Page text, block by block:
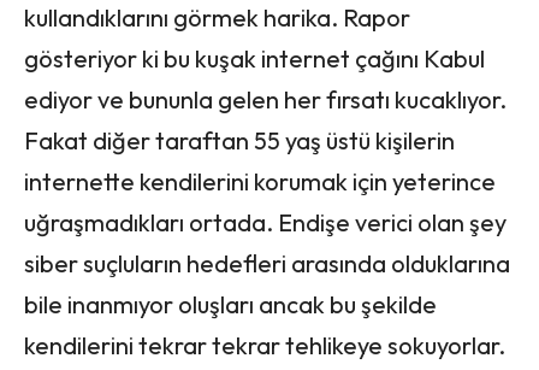
kullandıklarını görmek harika. Rapor
gösteriyor ki bu kuşak internet çağını Kabul
ediyor ve bununla gelen her fırsatı kucaklıyor.
Fakat diğer taraftan 55 yaş üstü kişilerin
internette kendilerini korumak için yeterince
uğraşmadıkları ortada. Endişe verici olan şey
siber suçluların hedefleri arasında olduklarına
bile inanmıyor oluşları ancak bu şekilde
kendilerini tekrar tekrar tehlikeye sokuyorlar.